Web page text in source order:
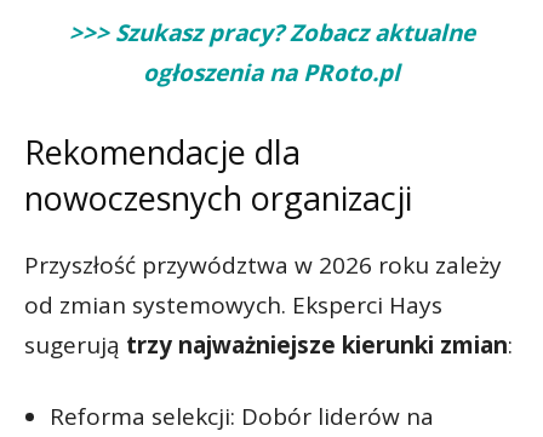
>>> Szukasz pracy? Zobacz aktualne
ogłoszenia na PRoto.pl
Rekomendacje dla
nowoczesnych organizacji
Przyszłość przywództwa w 2026 roku zależy
od zmian systemowych. Eksperci Hays
sugerują trzy najważniejsze kierunki zmian:
Reforma selekcji: Dobór liderów na